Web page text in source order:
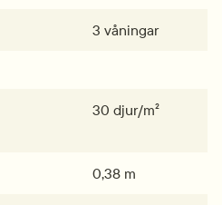
3 våningar
30 djur/m²
0,38 m